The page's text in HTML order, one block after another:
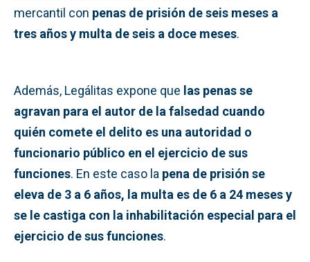
mercantil con penas de prisión de seis meses a
tres años y multa de seis a doce meses.
Además, Legálitas expone que las penas se
agravan para el autor de la falsedad cuando
quién comete el delito es una autoridad o
funcionario público en el ejercicio de sus
funciones. En este caso la pena de prisión se
eleva de 3 a 6 años, la multa es de 6 a 24 meses y
se le castiga con la inhabilitación especial para el
ejercicio de sus funciones.